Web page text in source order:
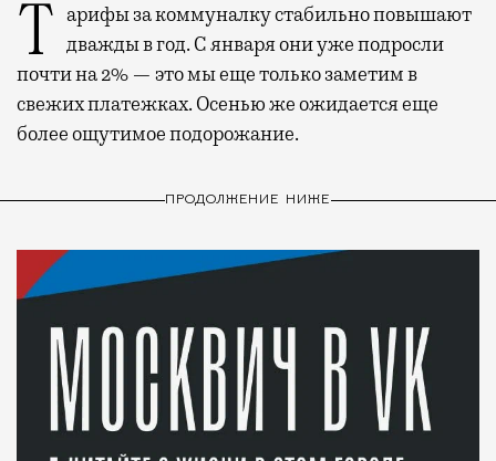
Тарифы за коммуналку стабильно повышают дважды в год. С января они уже подросли
почти на 2% — это мы еще только заметим в
свежих платежках. Осенью же ожидается еще
более ощутимое подорожание.
ПРОДОЛЖЕНИЕ НИЖЕ